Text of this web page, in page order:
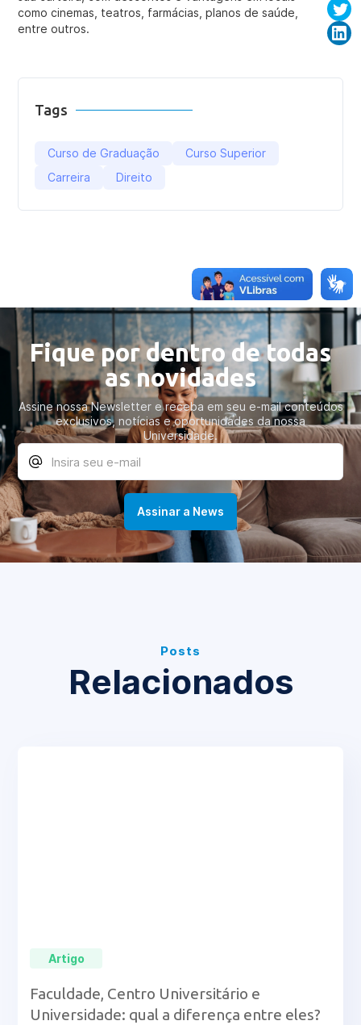
como cinemas, teatros, farmácias, planos de saúde,
entre outros.
Tags
Curso de Graduação
Curso Superior
Carreira
Direito
Fique por dentro de todas
as novidades
Assine nossa Newsletter e receba em seu e-mail conteúdos
exclusivos, notícias e oportunidades da nossa
Universidade.
Posts
Relacionados
Artigo
Faculdade, Centro Universitário e
Universidade: qual a diferença entre eles?